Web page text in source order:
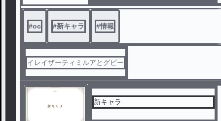
#oc #新キャラ #情報
イレイザーティミルアとグビー
新キャラ